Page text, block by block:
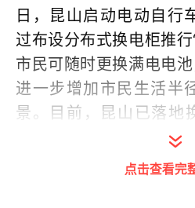
日，昆山启动电动自行
过布设分布式换电柜推行
市民可随时更换满电电池
进一步增加市民生活半
景。目前，昆山已落地
前计划投放1200个换电
点击查看完